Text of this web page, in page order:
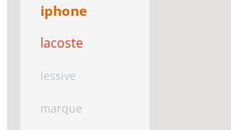
iphone
lacoste
lessive
marque